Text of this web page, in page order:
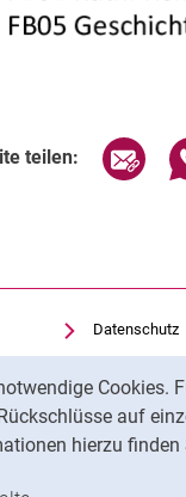
auf
hierzu
teilen:
Datenschutz
Impressum